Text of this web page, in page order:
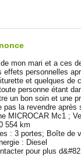
mon mari et a ces
effets personnelles
et quelques de
personne étant
un bon soin et une
pas la revendre après
MICROCAR Mc1 ;
554 km
: 3 portes; Boîte de
: Diesel
pour plus